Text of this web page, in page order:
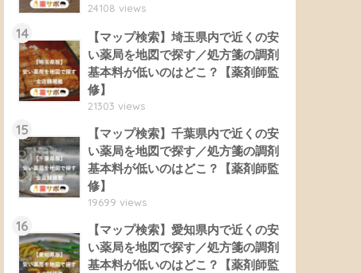
24108 views
14
【マップ検索】埼玉県内で近くの安
い薬局を地図で探す／処方箋の調剤
基本料が低いのはどこ？【薬剤師監
修】
21303 views
15
【マップ検索】千葉県内で近くの安
い薬局を地図で探す／処方箋の調剤
基本料が低いのはどこ？【薬剤師監
修】
19699 views
16
【マップ検索】愛知県内で近くの安
い薬局を地図で探す／処方箋の調剤
基本料が低いのはどこ？【薬剤師監